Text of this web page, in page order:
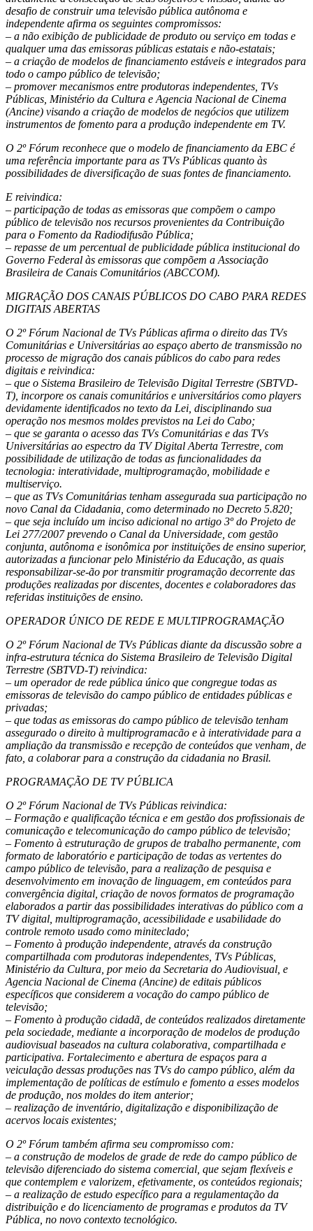
desafio de construir uma televisão pública autônoma e
independente afirma os seguintes compromissos:
– a não exibição de publicidade de produto ou serviço em todas e
qualquer uma das emissoras públicas estatais e não-estatais;
– a criação de modelos de financiamento estáveis e integrados para
todo o campo público de televisão;
– promover mecanismos entre produtoras independentes, TVs
Públicas, Ministério da Cultura e Agencia Nacional de Cinema
(Ancine) visando a criação de modelos de negócios que utilizem
instrumentos de fomento para a produção independente em TV.
O 2º Fórum reconhece que o modelo de financiamento da EBC é
uma referência importante para as TVs Públicas quanto às
possibilidades de diversificação de suas fontes de financiamento.
E reivindica:
– participação de todas as emissoras que compõem o campo
público de televisão nos recursos provenientes da Contribuição
para o Fomento da Radiodifusão Pública;
– repasse de um percentual de publicidade pública institucional do
Governo Federal às emissoras que compõem a Associação
Brasileira de Canais Comunitários (ABCCOM).
MIGRAÇÃO DOS CANAIS PÚBLICOS DO CABO PARA REDES
DIGITAIS ABERTAS
O 2º Fórum Nacional de TVs Públicas afirma o direito das TVs
Comunitárias e Universitárias ao espaço aberto de transmissão no
processo de migração dos canais públicos do cabo para redes
digitais e reivindica:
– que o Sistema Brasileiro de Televisão Digital Terrestre (SBTVD-
T), incorpore os canais comunitários e universitários como players
devidamente identificados no texto da Lei, disciplinando sua
operação nos mesmos moldes previstos na Lei do Cabo;
– que se garanta o acesso das TVs Comunitárias e das TVs
Universitárias ao espectro da TV Digital Aberta Terrestre, com
possibilidade de utilização de todas as funcionalidades da
tecnologia: interatividade, multiprogramação, mobilidade e
multiserviço.
– que as TVs Comunitárias tenham assegurada sua participação no
novo Canal da Cidadania, como determinado no Decreto 5.820;
– que seja incluído um inciso adicional no artigo 3º do Projeto de
Lei 277/2007 prevendo o Canal da Universidade, com gestão
conjunta, autônoma e isonômica por instituições de ensino superior,
autorizadas a funcionar pelo Ministério da Educação, as quais
responsabilizar-se-ão por transmitir programação decorrente das
produções realizadas por discentes, docentes e colaboradores das
referidas instituições de ensino.
OPERADOR ÚNICO DE REDE E MULTIPROGRAMAÇÃO
O 2º Fórum Nacional de TVs Públicas diante da discussão sobre a
infra-estrutura técnica do Sistema Brasileiro de Televisão Digital
Terrestre (SBTVD-T) reivindica:
– um operador de rede pública único que congregue todas as
emissoras de televisão do campo público de entidades públicas e
privadas;
– que todas as emissoras do campo público de televisão tenham
assegurado o direito à multiprogramacão e à interatividade para a
ampliação da transmissão e recepção de conteúdos que venham, de
fato, a colaborar para a construção da cidadania no Brasil.
PROGRAMAÇÃO DE TV PÚBLICA
O 2º Fórum Nacional de TVs Públicas reivindica:
– Formação e qualificação técnica e em gestão dos profissionais de
comunicação e telecomunicação do campo público de televisão;
– Fomento à estruturação de grupos de trabalho permanente, com
formato de laboratório e participação de todas as vertentes do
campo público de televisão, para a realização de pesquisa e
desenvolvimento em inovação de linguagem, em conteúdos para
convergência digital, criação de novos formatos de programação
elaborados a partir das possibilidades interativas do público com a
TV digital, multiprogramação, acessibilidade e usabilidade do
controle remoto usado como miniteclado;
– Fomento à produção independente, através da construção
compartilhada com produtoras independentes, TVs Públicas,
Ministério da Cultura, por meio da Secretaria do Audiovisual, e
Agencia Nacional de Cinema (Ancine) de editais públicos
específicos que considerem a vocação do campo público de
televisão;
– Fomento à produção cidadã, de conteúdos realizados diretamente
pela sociedade, mediante a incorporação de modelos de produção
audiovisual baseados na cultura colaborativa, compartilhada e
participativa. Fortalecimento e abertura de espaços para a
veiculação dessas produções nas TVs do campo público, além da
implementação de políticas de estímulo e fomento a esses modelos
de produção, nos moldes do item anterior;
– realização de inventário, digitalização e disponibilização de
acervos locais existentes;
O 2º Fórum também afirma seu compromisso com:
– a construção de modelos de grade de rede do campo público de
televisão diferenciado do sistema comercial, que sejam flexíveis e
que contemplem e valorizem, efetivamente, os conteúdos regionais;
– a realização de estudo específico para a regulamentação da
distribuição e do licenciamento de programas e produtos da TV
Pública, no novo contexto tecnológico.